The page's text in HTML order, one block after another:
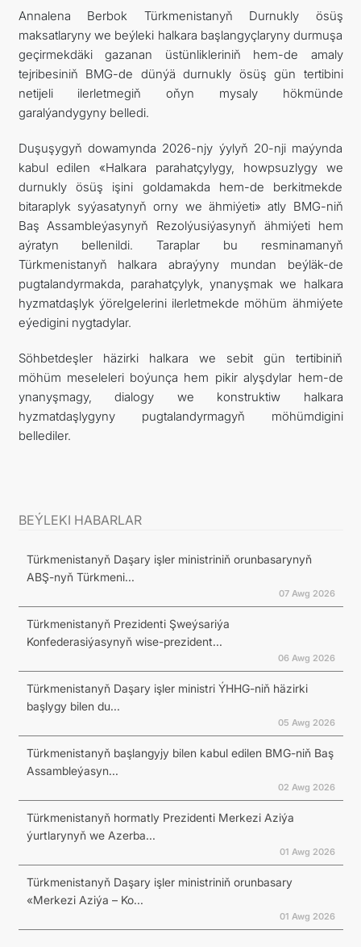
Annalena Berbok Türkmenistanyň Durnukly ösüş
maksatlaryny we beýleki halkara başlangyçlaryny durmuşa
geçirmekdäki gazanan üstünlikleriniň hem-de amaly
tejribesiniň BMG-de dünýä durnukly ösüş gün tertibini
netijeli ilerletmegiň oňyn mysaly hökmünde
garalýandygyny belledi.
Duşuşygyň dowamynda 2026-njy ýylyň 20-nji maýynda
kabul edilen «Halkara parahatçylygy, howpsuzlygy we
durnukly ösüş işini goldamakda hem-de berkitmekde
bitaraplyk syýasatynyň orny we ähmiýeti» atly BMG-niň
Baş Assambleýasynyň Rezolýusiýasynyň ähmiýeti hem
aýratyn bellenildi. Taraplar bu resminamanyň
Türkmenistanyň halkara abraýyny mundan beýläk-de
pugtalandyrmakda, parahatçylyk, ynanyşmak we halkara
hyzmatdaşlyk ýörelgelerini ilerletmekde möhüm ähmiýete
eýedigini nygtadylar.
Söhbetdeşler häzirki halkara we sebit gün tertibiniň
möhüm meseleleri boýunça hem pikir alyşdylar hem-de
ynanyşmagy, dialogy we konstruktiw halkara
hyzmatdaşlygyny pugtalandyrmagyň möhümdigini
bellediler.
BEÝLEKI HABARLAR
Türkmenistanyň Daşary işler ministriniň orunbasarynyň
ABŞ-nyň Türkmeni...
07 Awg 2026
Türkmenistanyň Prezidenti Şweýsariýa
Konfederasiýasynyň wise-prezident...
06 Awg 2026
Türkmenistanyň Daşary işler ministri ÝHHG-niň häzirki
başlygy bilen du...
05 Awg 2026
Türkmenistanyň başlangyjy bilen kabul edilen BMG-niň Baş
Assambleýasyn...
02 Awg 2026
Türkmenistanyň hormatly Prezidenti Merkezi Aziýa
ýurtlarynyň we Azerba...
01 Awg 2026
Türkmenistanyň Daşary işler ministriniň orunbasary
«Merkezi Aziýa – Ko...
01 Awg 2026